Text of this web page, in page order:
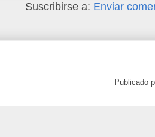
Suscribirse a: Enviar
Publicado